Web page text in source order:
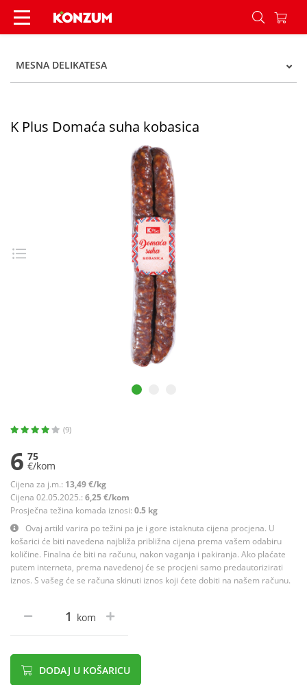
K Plus Domaća suha kobasica - Konzum
MESNA DELIKATESA
K Plus Domaća suha kobasica
(9)
6 75
€/kom
Cijena za j.m.: 13,49 €/kg
Cijena 02.05.2025.: 6,25 €/kom
Prosječna težina komada iznosi: 0.5 kg
Ovaj artikl varira po težini pa je i gore istaknuta cijena procjena. U
košarici će biti navedena najbliža približna cijena prema vašem odabiru
količine. Finalna će biti na računu, nakon vaganja i pakiranja. Ako plaćate
putem interneta, prema navedenoj će se procjeni samo predautorizirati
iznos. S vašeg će se računa skinuti iznos koji ćete dobiti na našem računu.
kom
DODAJ U KOŠARICU